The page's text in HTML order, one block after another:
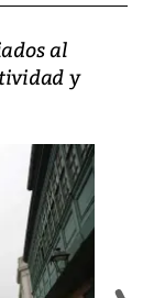
al
y